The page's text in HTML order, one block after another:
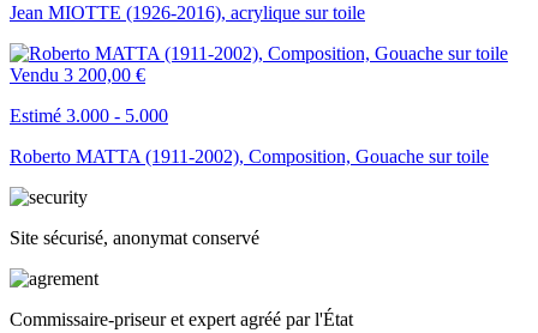
Jean MIOTTE (1926-2016), acrylique sur toile
Vendu 3 200,00 €
Estimé 3.000 - 5.000
Roberto MATTA (1911-2002), Composition, Gouache sur toile
Site sécurisé, anonymat conservé
Commissaire-priseur et expert agréé par l'État